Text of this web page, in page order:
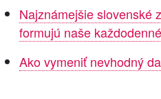
Najznámejšie slovenské
formujú naše
Ako vymeniť nevhodný